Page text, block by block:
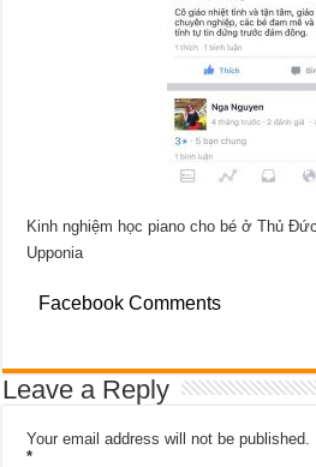
Kinh nghiệm học piano cho bé ở Thủ
Upponia
Facebook Comments
Leave a Reply
Your email address will not be published.
*